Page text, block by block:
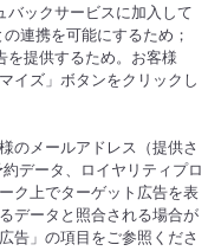
バックサービスに加入して
連携を可能にするため；
を提供するため。お客様
イズ」ボタンをクリックし
のメールアドレス（提供さ
データ、ロイヤリティプロ
ク上でターゲット広告を表
データと照合される場合が
告」の項目をご参照くださ